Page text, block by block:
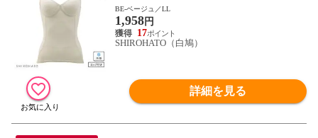
LL ムレない カップ付き 着やせ 背中 補正
下着 インナー 涼しい お腹押さえ
BE-ベージュ／LL
1,958円
17
SHIROHATO（白鳩）
詳細を見る